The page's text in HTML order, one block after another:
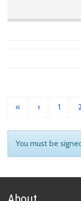
« ‹ 1
You must be